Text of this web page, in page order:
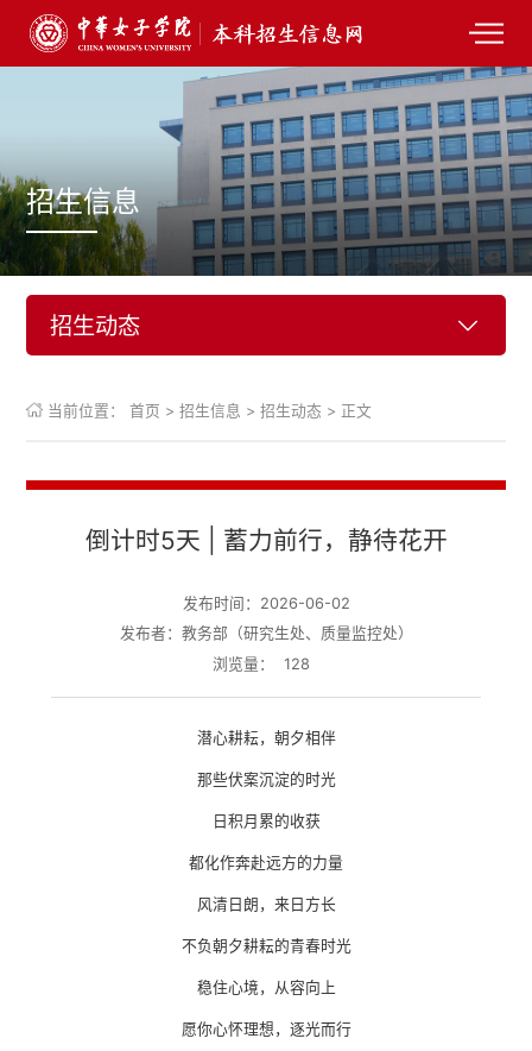
招生信息
招生动态
当前位置： 首页 > 招生信息 > 招生动态 > 正文
倒计时5天 | 蓄力前行，静待花开
发布时间：2026-06-02
发布者：教务部（研究生处、质量监控处）
浏览量：
128
潜心耕耘，朝夕相伴
那些伏案沉淀的时光
日积月累的收获
都化作奔赴远方的力量
风清日朗，来日方长
不负朝夕耕耘的青春时光
稳住心境，从容向上
愿你心怀理想，逐光而行